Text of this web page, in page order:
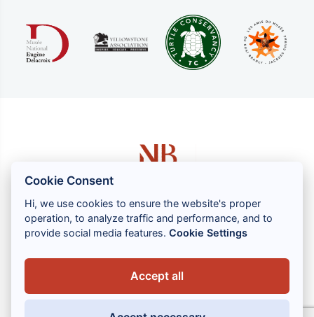
1 rue Louis GASSIN - 06300 NICE
Vores tjenester
Cookie Consent
Hi, we use cookies to ensure the website's proper
operation, to analyze traffic and performance, and to
provide social media features.Cookie Settings
Accept all